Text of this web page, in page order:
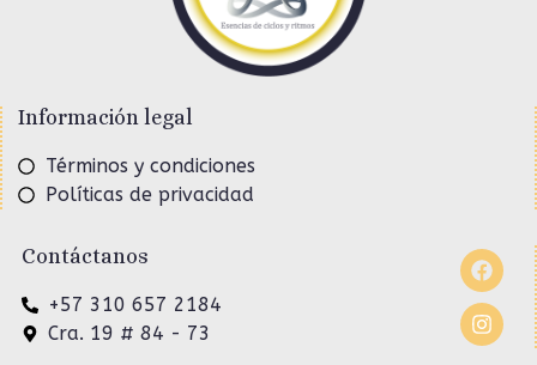
Información legal
Términos y condiciones
Políticas de privacidad
Contáctanos
+57 310 657 2184
Cra. 19 # 84 - 73